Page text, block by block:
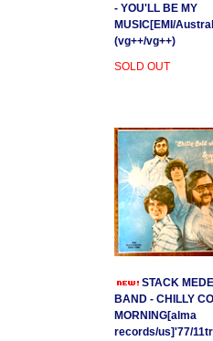
- YOU'LL BE MY
MUSIC[EMI/
(vg++/vg++)
SOLD OUT
STACK
BAND - CHILLY
MORNING[alma
records/us]'77/